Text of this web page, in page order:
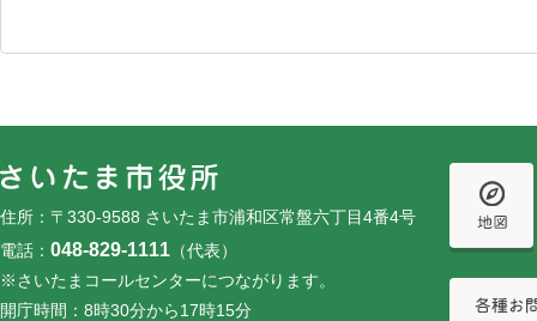
住所：〒330-9588 さいたま市浦和区常盤六丁目4番4号
電話： 048-829-1111 （代表）
※さいたまコールセンターにつながります。
開庁時間：8時30分から17時15分